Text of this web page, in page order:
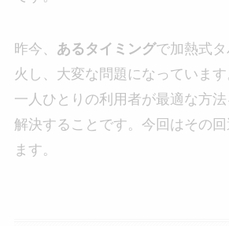
昨今、 あるタイミングで加熱式
火し、大変な問題になっていま
一人ひとりの利用者が最適な方
解決することです。今回はその
ます。